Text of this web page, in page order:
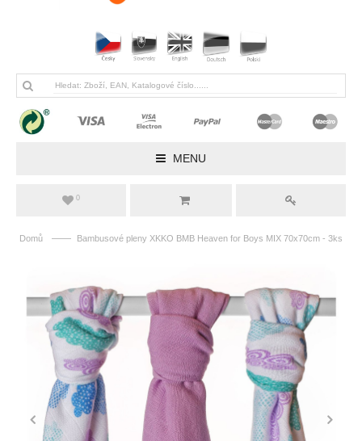
MENU
0
Domů —— Bambusové pleny XKKO BMB Heaven for Boys MIX 70x70cm - 3ks